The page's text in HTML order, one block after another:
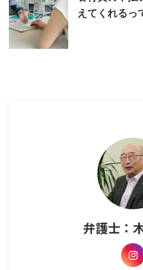
えてくれるっ
弁護士：